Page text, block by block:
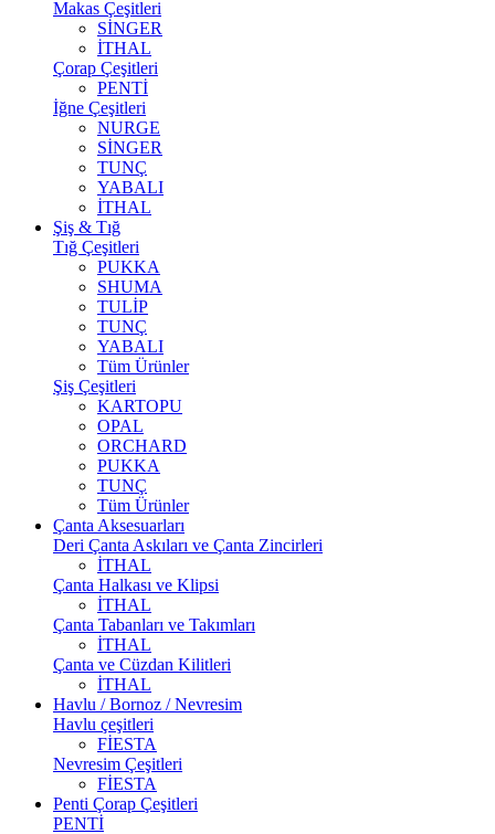
Makas Çeşitleri
SİNGER
İTHAL
Çorap Çeşitleri
PENTİ
İğne Çeşitleri
NURGE
SİNGER
TUNÇ
YABALI
İTHAL
Şiş & Tığ
Tığ Çeşitleri
PUKKA
SHUMA
TULİP
TUNÇ
YABALI
Tüm Ürünler
Şiş Çeşitleri
KARTOPU
OPAL
ORCHARD
PUKKA
TUNÇ
Tüm Ürünler
Çanta Aksesuarları
Deri Çanta Askıları ve Çanta Zincirleri
İTHAL
Çanta Halkası ve Klipsi
İTHAL
Çanta Tabanları ve Takımları
İTHAL
Çanta ve Cüzdan Kilitleri
İTHAL
Havlu / Bornoz / Nevresim
Havlu çeşitleri
FİESTA
Nevresim Çeşitleri
FİESTA
Penti Çorap Çeşitleri
PENTİ